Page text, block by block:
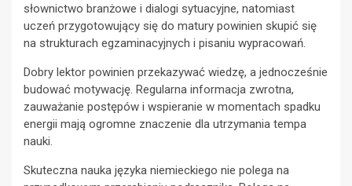
słownictwo branżowe i dialogi sytuacyjne, natomiast
uczeń przygotowujący się do matury powinien skupić się
na strukturach egzaminacyjnych i pisaniu wypracowań.
Dobry lektor powinien przekazywać wiedzę, a jednocześnie
budować motywację. Regularna informacja zwrotna,
zauważanie postępów i wspieranie w momentach spadku
energii mają ogromne znaczenie dla utrzymania tempa
nauki.
Skuteczna nauka języka niemieckiego nie polega na